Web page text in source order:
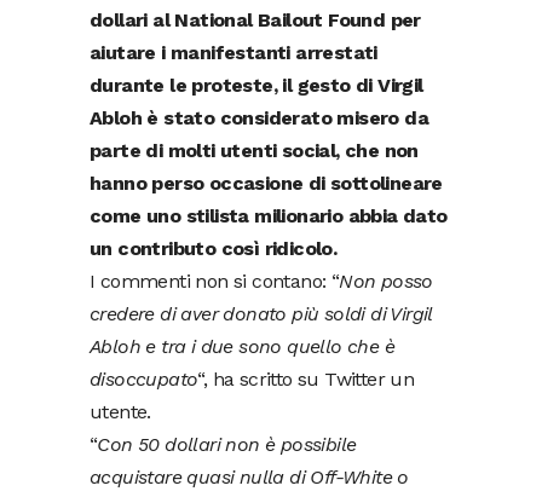
dollari al National Bailout Found per
aiutare i manifestanti arrestati
durante le proteste, il gesto di Virgil
Abloh è stato considerato misero da
parte di molti utenti social, che non
hanno perso occasione di sottolineare
come uno stilista milionario abbia dato
un contributo così ridicolo.
I commenti non si contano: “Non posso
credere di aver donato più soldi di Virgil
Abloh e tra i due sono quello che è
disoccupato“, ha scritto su Twitter un
utente.
“Con 50 dollari non è possibile
acquistare quasi nulla di Off-White o